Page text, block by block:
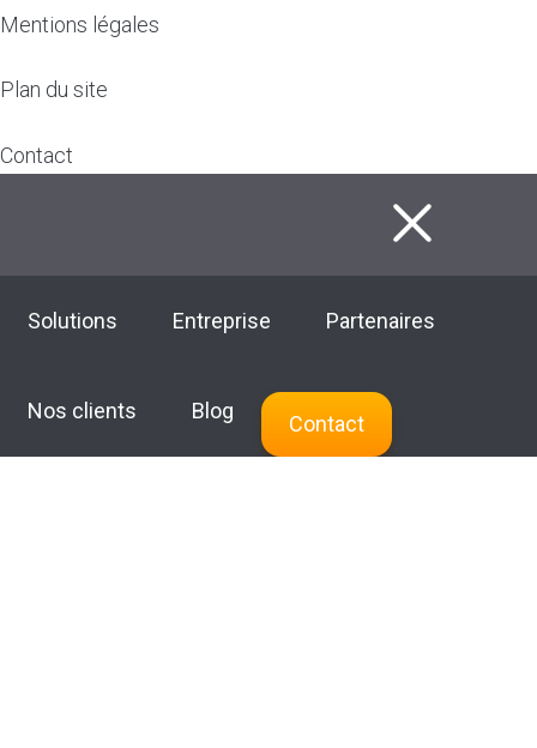
Mentions légales
Plan du site
Contact
Solutions Entreprise Partenaires
Nos clients Blog Contact